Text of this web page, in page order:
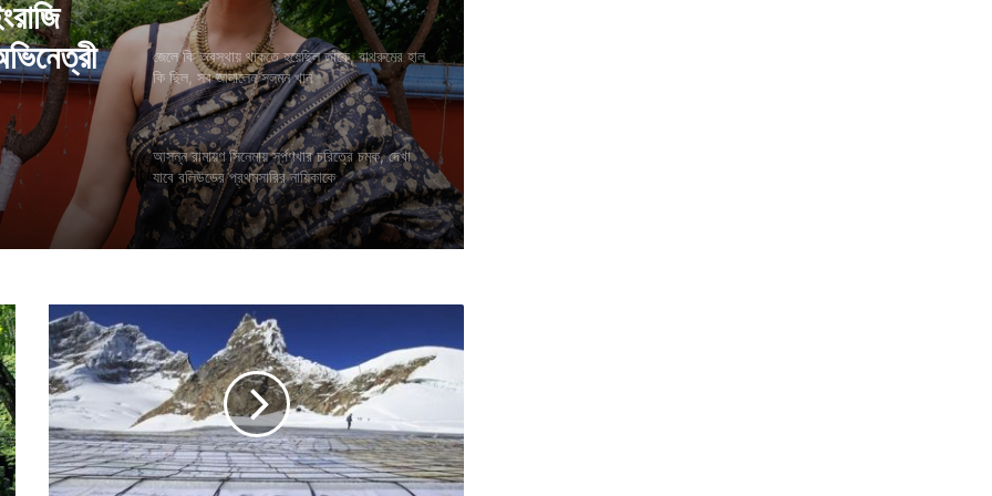
সলমন
জেলে কি অবস্থায় থাকতে হয়েছিল তাঁকে, বাথরুমের হাল
কি ছিল, সব জানালেন সলমন খান
আসন্ন রামায়ণ সিনেমায় সূর্পণখার চরিত্রে চমক, দেখা
যাবে বলিউডের প্রথমসারির নায়িকাকে
২
০
২
২
সা
লে
র
খ